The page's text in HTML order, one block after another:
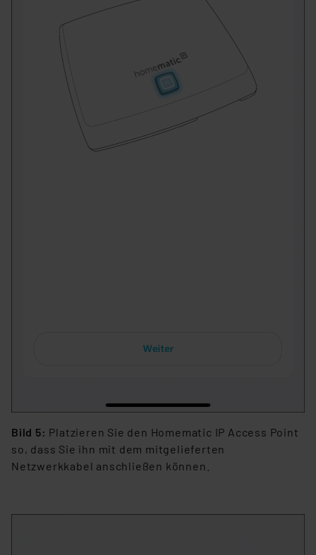
Bild 5: Platzieren Sie den Homematic IP Access Point
so, dass Sie ihn mit dem mitgelieferten
Netzwerkkabel anschließen können.